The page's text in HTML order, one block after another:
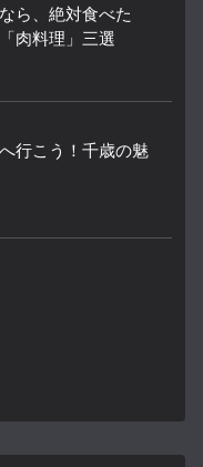
ら、絶対食べた
肉料理」三選
行こう！千歳の魅